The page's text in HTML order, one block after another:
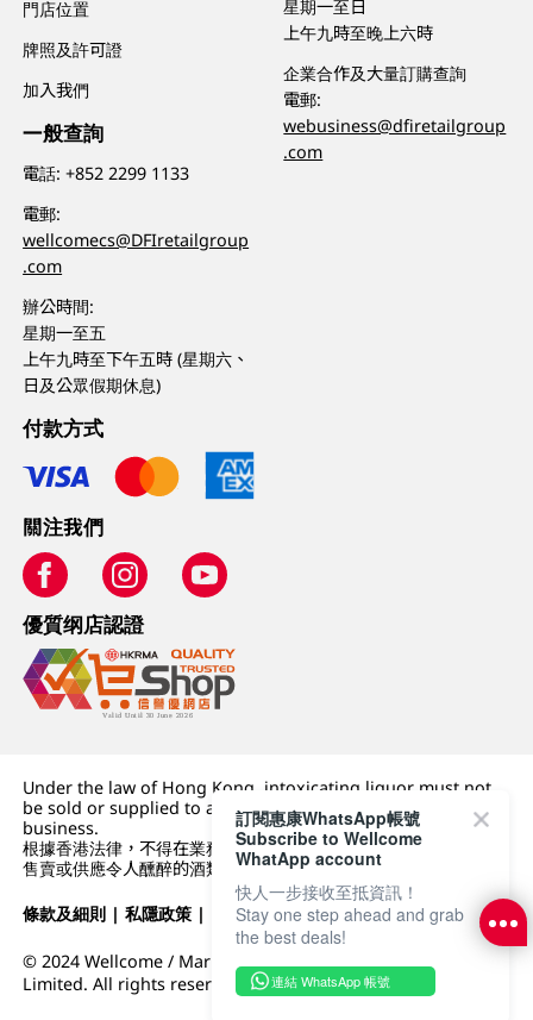
門店位置
牌照及許可證
加入我們
一般查詢
電話:+852 2299 1133
電郵:
wellcomecs@DFIretailgroup
.com
辦公時間:
星期一至五
上午九時至下午五時 (星期六、
日及公眾假期休息)
星期一至日
上午九時至晚上六時
企業合作及大量訂購查詢
電郵:
webusiness@dfiretailgroup
.com
付款方式
關注我們
優質纲店認證
Under the law of Hong Kong, intoxicating liquor must not
be sold or supplied to a minor (under 18) in the course of
business.
根據香港法律，不得在業務過程中，向未成年人 (18 歲以下人士)
售賣或供應令人醺醉的酒類。
條款及細則 |私隱政策 | DFI零售集團
© 2024 Wellcome / Market Place. The Dairy Farm Company
Limited. All rights reserved.
訂閱惠康WhatsApp帳號
Subscribe to Wellcome
WhatApp account
快人一步接收至抵資訊！
Stay one step ahead and grab
the best deals!
連結 WhatsApp 帳號